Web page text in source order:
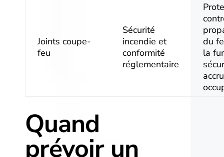
Joints coupe-
feu
Sécurité
incendie et
conformité
réglementaire
du
la
Quand
prévoir un